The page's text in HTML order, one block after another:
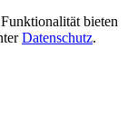
bieten
Datenschutz.